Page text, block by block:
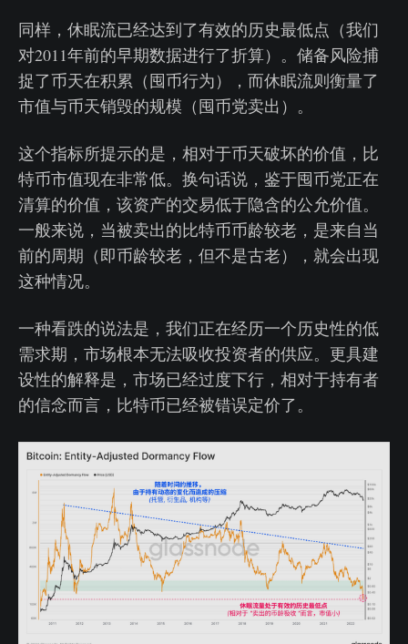
同样，休眠流已经达到了有效的历史最低点（我们
对2011年前的早期数据进行了折算）。储备风险捕
捉了币天在积累（囤币行为），而休眠流则衡量了
市值与币天销毁的规模（囤币党卖出）。
这个指标所提示的是，相对于币天破坏的价值，比
特币市值现在非常低。换句话说，鉴于囤币党正在
清算的价值，该资产的交易低于隐含的公允价值。
一般来说，当被卖出的比特币币龄较老，是来自当
前的周期（即币龄较老，但不是古老），就会出现
这种情况。
一种看跌的说法是，我们正在经历一个历史性的低
需求期，市场根本无法吸收投资者的供应。更具建
设性的解释是，市场已经过度下行，相对于持有者
的信念而言，比特币已经被错误定价了。